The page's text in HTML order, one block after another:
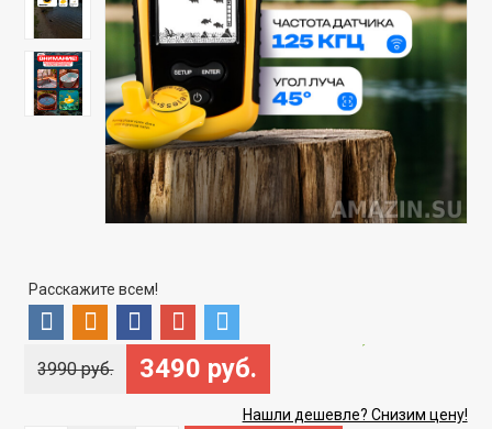
Расскажите всем!
3990 руб. 3490 руб.
Нашли дешевле? Снизим цену!